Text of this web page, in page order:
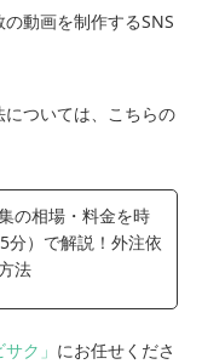
動画を制作するSNS
ついては、こちらの
の相場・料金を時
分）で解説！外注依
法
ク」 にお任せくださ